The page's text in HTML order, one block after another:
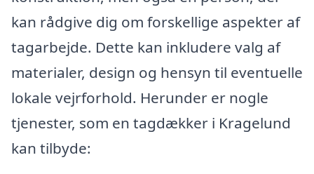
kan rådgive dig om forskellige aspekter af
tagarbejde. Dette kan inkludere valg af
materialer, design og hensyn til eventuelle
lokale vejrforhold. Herunder er nogle
tjenester, som en tagdækker i Kragelund
kan tilbyde: